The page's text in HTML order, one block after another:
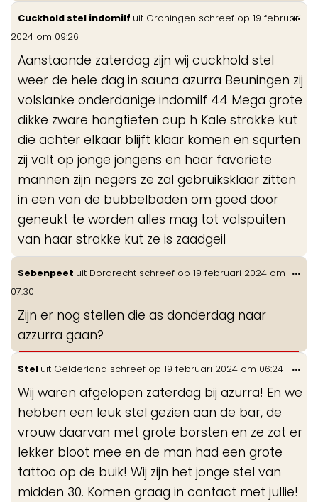
Cuckhold stel indomilf uit Groningen schreef op 19 februari
2024 om 09:26
Aanstaande zaterdag zijn wij cuckhold stel
weer de hele dag in sauna azurra Beuningen zij
volslanke onderdanige indomilf 44 Mega grote
dikke zware hangtieten cup h Kale strakke kut
die achter elkaar blijft klaar komen en squrten
zij valt op jonge jongens en haar favoriete
mannen zijn negers ze zal gebruiksklaar zitten
in een van de bubbelbaden om goed door
geneukt te worden alles mag tot volspuiten
van haar strakke kut ze is zaadgeil
...
Sebenpeet uit Dordrecht schreef op 19 februari 2024 om
07:30
Zijn er nog stellen die as donderdag naar
azzurra gaan?
...
Stel uit Gelderland schreef op 19 februari 2024 om 06:24
Wij waren afgelopen zaterdag bij azurra! En we
hebben een leuk stel gezien aan de bar, de
vrouw daarvan met grote borsten en ze zat er
lekker bloot mee en de man had een grote
tattoo op de buik! Wij zijn het jonge stel van
midden 30. Komen graag in contact met jullie!
...